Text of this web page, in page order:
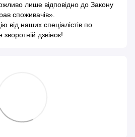
лише відповідно до Закону
споживачів»
від наших спеціалістів по
дзвінок!